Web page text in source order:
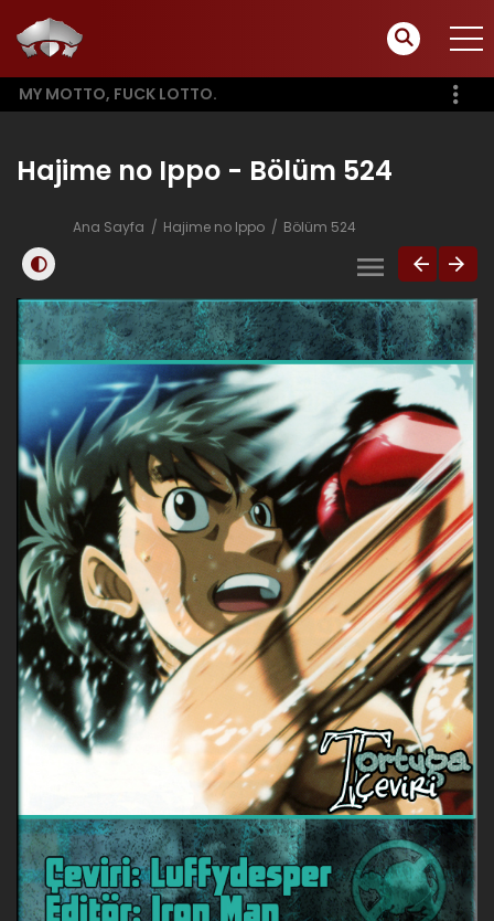
MY MOTTO, FUCK LOTTO.
Hajime no Ippo - Bölüm 524
Ana Sayfa Hajime no Ippo Bölüm 524